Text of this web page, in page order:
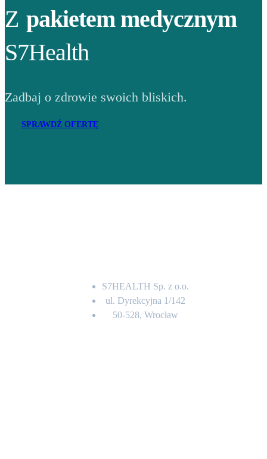
Z pakietem medycznym
S7Health
Zadbaj o zdrowie swoich bliskich.
SPRAWDŹ OFERTĘ
S7HEALTH Sp. z o.o.
ul. Dyrekcyjna 1/142
50-528, Wrocław